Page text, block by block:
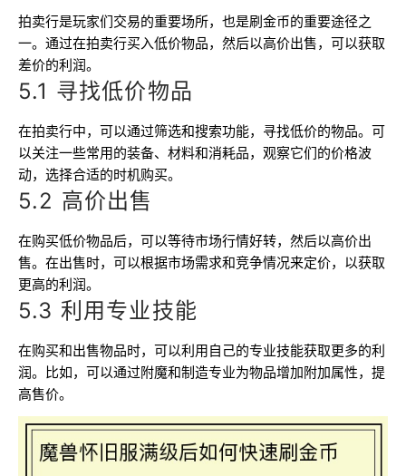
拍卖行是玩家们交易的重要场所，也是刷金币的重要途径之
一。通过在拍卖行买入低价物品，然后以高价出售，可以获取
差价的利润。
5.1 寻找低价物品
在拍卖行中，可以通过筛选和搜索功能，寻找低价的物品。可
以关注一些常用的装备、材料和消耗品，观察它们的价格波
动，选择合适的时机购买。
5.2 高价出售
在购买低价物品后，可以等待市场行情好转，然后以高价出
售。在出售时，可以根据市场需求和竞争情况来定价，以获取
更高的利润。
5.3 利用专业技能
在购买和出售物品时，可以利用自己的专业技能获取更多的利
润。比如，可以通过附魔和制造专业为物品增加附加属性，提
高售价。